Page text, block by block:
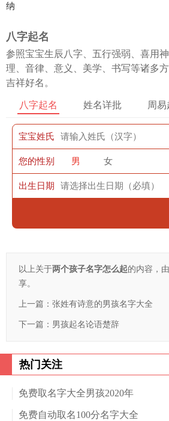
纳
八字起名
参照宝宝生辰八字、五行强弱、喜用
理、音律、意义、美学、书写等诸多
吉祥好名。
八字起名 姓名详批 周易
宝宝姓氏
您的性别 男 女
出生日期
以上关于两个孩子名字怎么起的内容，
享。
上一篇： 张姓有诗意的男孩名字大全
下一篇： 男孩起名论语楚辞
热门关注
免费取名字大全男孩2020年
免费自动取名100分名字大全